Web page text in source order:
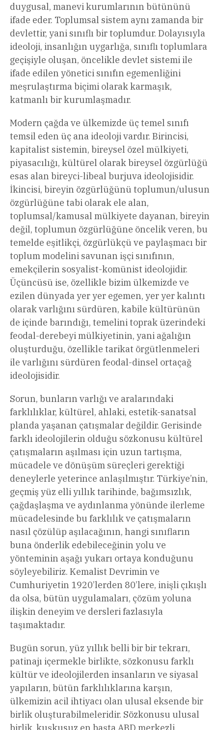
duygusal, manevi kurumlarının bütününü
ifade eder. Toplumsal sistem aynı zamanda bir
devlettir, yani sınıflı bir toplumdur. Dolayısıyla
ideoloji, insanlığın uygarlığa, sınıflı toplumlara
geçişiyle oluşan, öncelikle devlet sistemi ile
ifade edilen yönetici sınıfın egemenliğini
meşrulaştırma biçimi olarak karmaşık,
katmanlı bir kurumlaşmadır.
Modern çağda ve ülkemizde üç temel sınıfı
temsil eden üç ana ideoloji vardır. Birincisi,
kapitalist sistemin, bireysel özel mülkiyeti,
piyasacılığı, kültürel olarak bireysel özgürlüğü
esas alan bireyci-libeal burjuva ideolojisidir.
İkincisi, bireyin özgürlüğünü toplumun/ulusun
özgürlüğüne tabi olarak ele alan,
toplumsal/kamusal mülkiyete dayanan, bireyin
değil, toplumun özgürlüğüne öncelik veren, bu
temelde eşitlikçi, özgürlükçü ve paylaşmacı bir
toplum modelini savunan işçi sınıfının,
emekçilerin sosyalist-komünist ideolojidir.
Üçüncüsü ise, özellikle bizim ülkemizde ve
ezilen dünyada yer yer egemen, yer yer kalıntı
olarak varlığını sürdüren, kabile kültürünün
de içinde barındığı, temelini toprak üzerindeki
feodal-derebeyi mülkiyetinin, yani ağalığın
oluşturduğu, özellikle tarikat örgütlenmeleri
ile varlığını sürdüren feodal-dinsel ortaçağ
ideolojisidir.
Sorun, bunların varlığı ve aralarındaki
farklılıklar, kültürel, ahlaki, estetik-sanatsal
planda yaşanan çatışmalar değildir. Gerisinde
farklı ideolojilerin olduğu sözkonusu kültürel
çatışmaların aşılması için uzun tartışma,
mücadele ve dönüşüm süreçleri gerektiği
deneylerle yeterince anlaşılmıştır. Türkiye’nin,
geçmiş yüz elli yıllık tarihinde, bağımsızlık,
çağdaşlaşma ve aydınlanma yönünde ilerleme
mücadelesinde bu farklılık ve çatışmaların
nasıl çözülüp aşılacağının, hangi sınıfların
buna önderlik edebileceğinin yolu ve
yönteminin aşağı yukarı ortaya konduğunu
söyleyebiliriz. Kemalist Devrimin ve
Cumhuriyetin 1920’lerden 80’lere, inişli çıkışlı
da olsa, bütün uygulamaları, çözüm yoluna
ilişkin deneyim ve dersleri fazlasıyla
taşımaktadır.
Bugün sorun, yüz yıllık belli bir bir tekrarı,
patinajı içermekle birlikte, sözkonusu farklı
kültür ve ideolojilerden insanların ve siyasal
yapıların, bütün farklılıklarına karşın,
ülkemizin acil ihtiyacı olan ulusal eksende bir
birlik oluşturabilmeleridir. Sözkonusu ulusal